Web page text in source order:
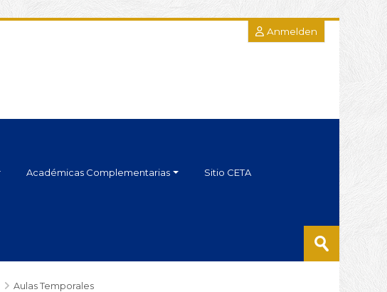
Anmelden
Académicas Complementarias Sitio CETA
Speichern
Aulas Temporales